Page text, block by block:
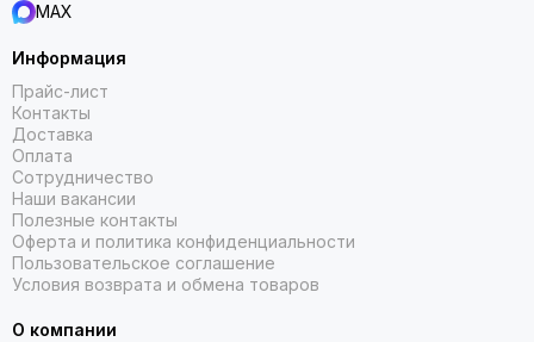
MAX
Информация
Прайс-лист
Контакты
Доставка
Оплата
Сотрудничество
Наши вакансии
Полезные контакты
Оферта и политика конфиденциальности
Пользовательское соглашение
Условия возврата и обмена товаров
О компании